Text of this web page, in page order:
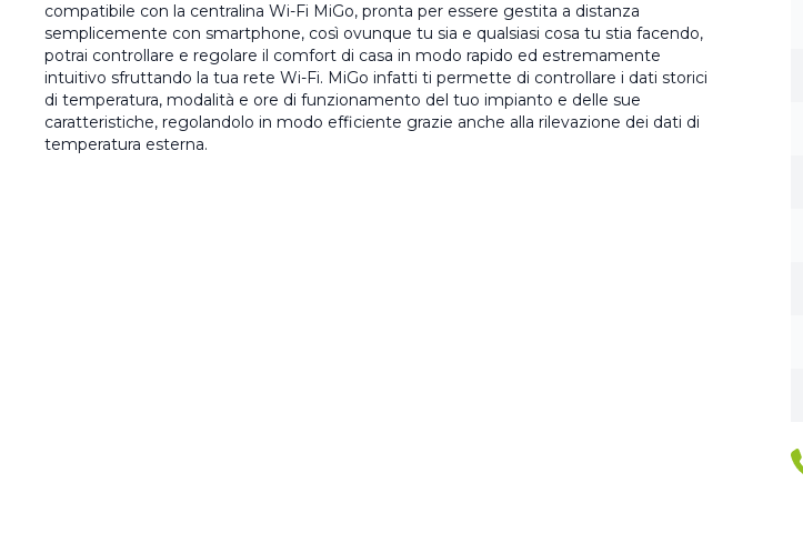
compatibile con la centralina Wi-Fi MiGo, pronta per essere gestita a distanza
semplicemente con smartphone, così ovunque tu sia e qualsiasi cosa tu stia facendo,
potrai controllare e regolare il comfort di casa in modo rapido ed estremamente
intuitivo sfruttando la tua rete Wi-Fi. MiGo infatti ti permette di controllare i dati storici
di temperatura, modalità e ore di funzionamento del tuo impianto e delle sue
caratteristiche, regolandolo in modo efficiente grazie anche alla rilevazione dei dati di
temperatura esterna.